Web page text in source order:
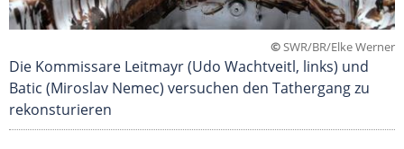
©SWR/BR/Elke Werner
Die Kommissare Leitmayr (Udo Wachtveitl, links) und
Batic (Miroslav Nemec) versuchen den Tathergang zu
rekonsturieren